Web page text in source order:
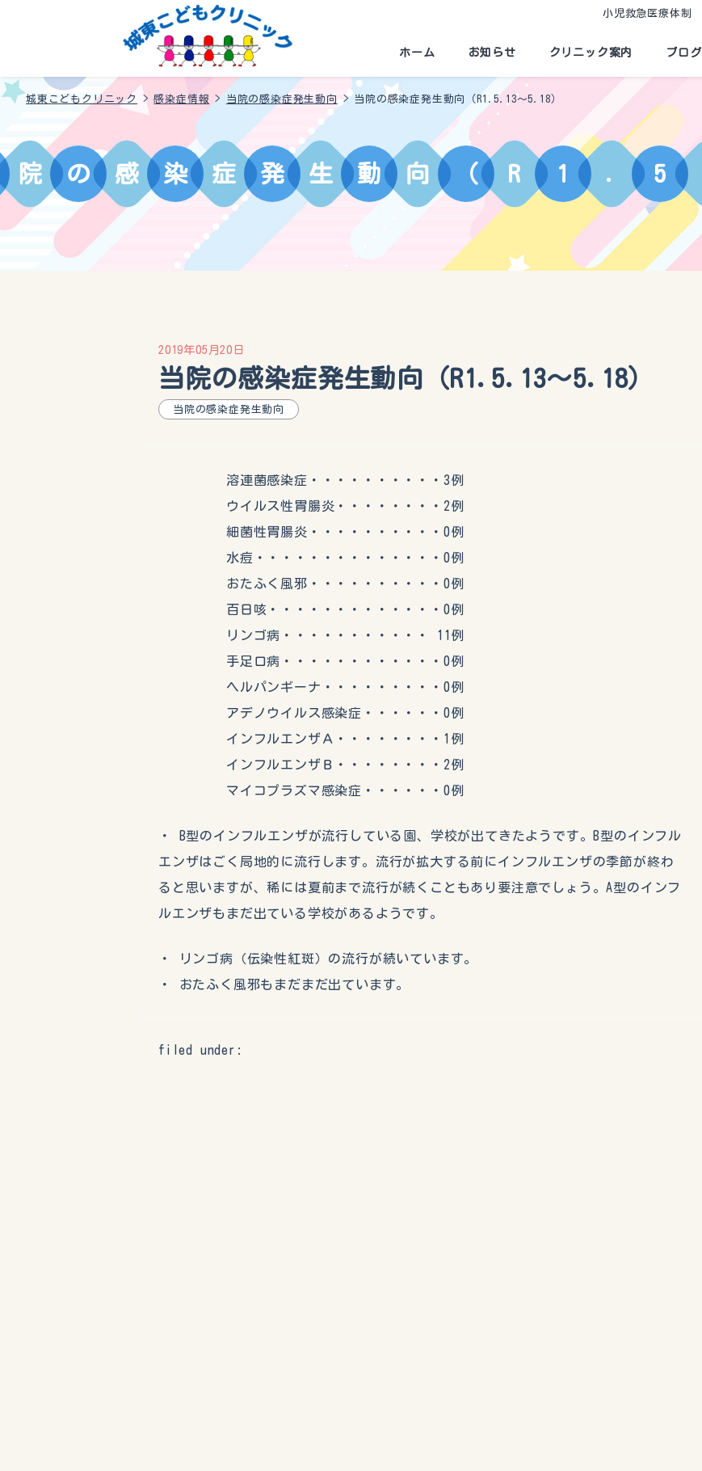
小児救急医療体制
ホーム お知らせ クリニック案内 ブログ
城東こどもクリニック >感染症情報 > 当院の感染症発生動向 > 当院の感染症発生動向（R1.5.13～5.18）
院 の 感 染 症 発 生 動 向 （ R 1 . 5
2019年05月20日
当院の感染症発生動向（R1.5.13～5.18）
当院の感染症発生動向
溶連菌感染症・・・・・・・・・・3例
ウイルス性胃腸炎・・・・・・・・2例
細菌性胃腸炎・・・・・・・・・・0例
水痘・・・・・・・・・・・・・・0例
おたふく風邪・・・・・・・・・・0例
百日咳・・・・・・・・・・・・・0例
リンゴ病・・・・・・・・・・・ 11例
手足口病・・・・・・・・・・・・0例
ヘルパンギーナ・・・・・・・・・0例
アデノウイルス感染症・・・・・・0例
インフルエンザＡ・・・・・・・・1例
インフルエンザＢ・・・・・・・・2例
マイコプラズマ感染症・・・・・・0例
・ B型のインフルエンザが流行している園、学校が出てきたようです。B型のインフル
エンザはごく局地的に流行します。流行が拡大する前にインフルエンザの季節が終わ
ると思いますが、稀には夏前まで流行が続くこともあり要注意でしょう。A型のインフ
ルエンザもまだ出ている学校があるようです。
・ リンゴ病（伝染性紅斑）の流行が続いています。
・ おたふく風邪もまだまだ出ています。
filed under: